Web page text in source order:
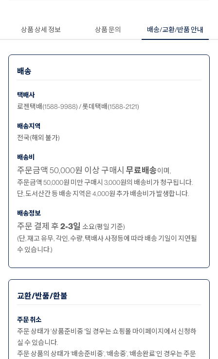
상품 상세 정보 상품 문의 배송/교환/반품 안내
배송
택배사
로젠택배(1588-9988) / 롯데택배(1588-2121)
배송지역
전국(해외 불가)
배송비
주문금액 50,000원 이상 구매시 무료배송이며,
주문금액 50,000원 미만 구매시 3,000원의 배송비가 청구됩니다.
단, 도서산간 등 배송 지역은 4,000원 추가 배송비가 발생합니다.
배송정보
주문 결제 후2-3일 소요(평일 기준)
(단, 재고 유무, 각인, 수량, 택배사 사정등에 따라 배송 기일이 지연될
수 있습니다.)
교환/반품/환불
주문 취소
주문 상태가 '상품준비중 '일 경우는 쇼핑몰 마이페이지에서 신청하
실 수 있습니다.
주문 상품의 상태가 ‘배송준비중’, ‘배송중’, ‘배송완료’인 경우는 주문